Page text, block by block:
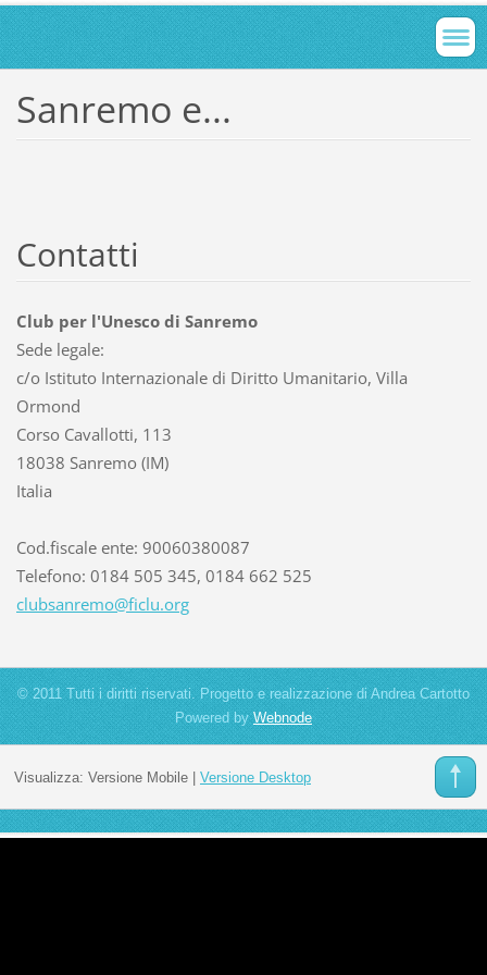
Sanremo e...
Contatti
Club per l'Unesco di Sanremo
Sede legale:
c/o Istituto Internazionale di Diritto Umanitario, Villa
Ormond
Corso Cavallotti, 113
18038 Sanremo (IM)
Italia
Cod.fiscale ente: 90060380087
Telefono: 0184 505 345, 0184 662 525
clubsanremo@ficlu.org
© 2011 Tutti i diritti riservati. Progetto e realizzazione di Andrea Cartotto
Powered byWebnode
Visualizza: Versione Mobile| Versione Desktop